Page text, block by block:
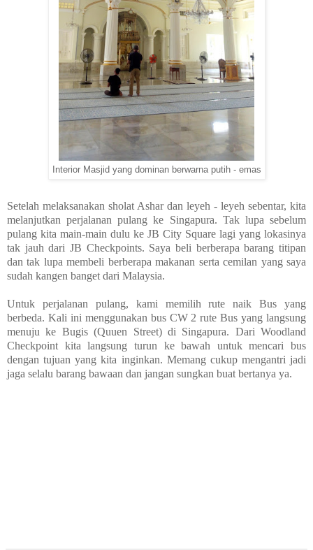
Interior Masjid yang dominan berwarna putih - emas
Setelah melaksanakan sholat Ashar dan leyeh - leyeh sebentar, kita
melanjutkan perjalanan pulang ke Singapura. Tak lupa sebelum
pulang kita main-main dulu ke JB City Square lagi yang lokasinya
tak jauh dari JB Checkpoints. Saya beli berberapa barang titipan
dan tak lupa membeli berberapa makanan serta cemilan yang saya
sudah kangen banget dari Malaysia.
Untuk perjalanan pulang, kami memilih rute naik Bus yang
berbeda. Kali ini menggunakan bus CW 2 rute Bus yang langsung
menuju ke Bugis (Quuen Street) di Singapura. Dari Woodland
Checkpoint kita langsung turun ke bawah untuk mencari bus
dengan tujuan yang kita inginkan. Memang cukup mengantri jadi
jaga selalu barang bawaan dan jangan sungkan buat bertanya ya.